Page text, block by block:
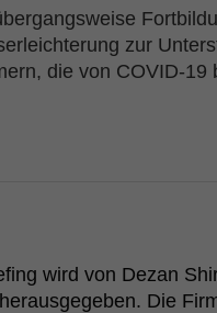
zur
die von COVID-19
wird von Dezan
Die